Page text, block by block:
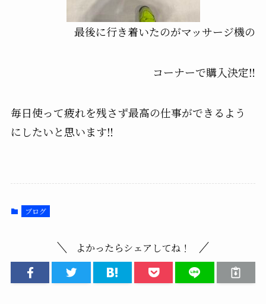
最後に行き着いたのがマッサージ機の
コーナーで購入決定‼️
毎日使って疲れを残さず最高の仕事ができるよう
にしたいと思います‼️
ブログ
よかったらシェアしてね！